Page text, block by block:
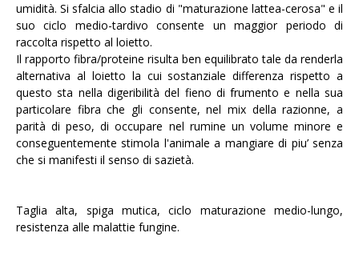
umidità. Si sfalcia allo stadio di "maturazione lattea-cerosa" e il
suo ciclo medio-tardivo consente un maggior periodo di
raccolta rispetto al loietto.
Il rapporto fibra/proteine risulta ben equilibrato tale da renderla
alternativa al loietto la cui sostanziale differenza rispetto a
questo sta nella digeribilità del fieno di frumento e nella sua
particolare fibra che gli consente, nel mix della razionne, a
parità di peso, di occupare nel rumine un volume minore e
conseguentemente stimola l'animale a mangiare di piu’ senza
che si manifesti il senso di sazietà.
Taglia alta, spiga mutica, ciclo maturazione medio-lungo,
resistenza alle malattie fungine.